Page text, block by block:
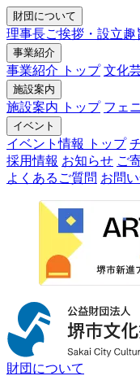
財団について
理事長ご挨拶・設立趣
事業紹介
事業紹介 トップ 文化
施設案内
施設案内 トップ フェ
イベント
イベント情報 トップ
採用情報 お知らせ ご
よくあるご質問 お問
財団について